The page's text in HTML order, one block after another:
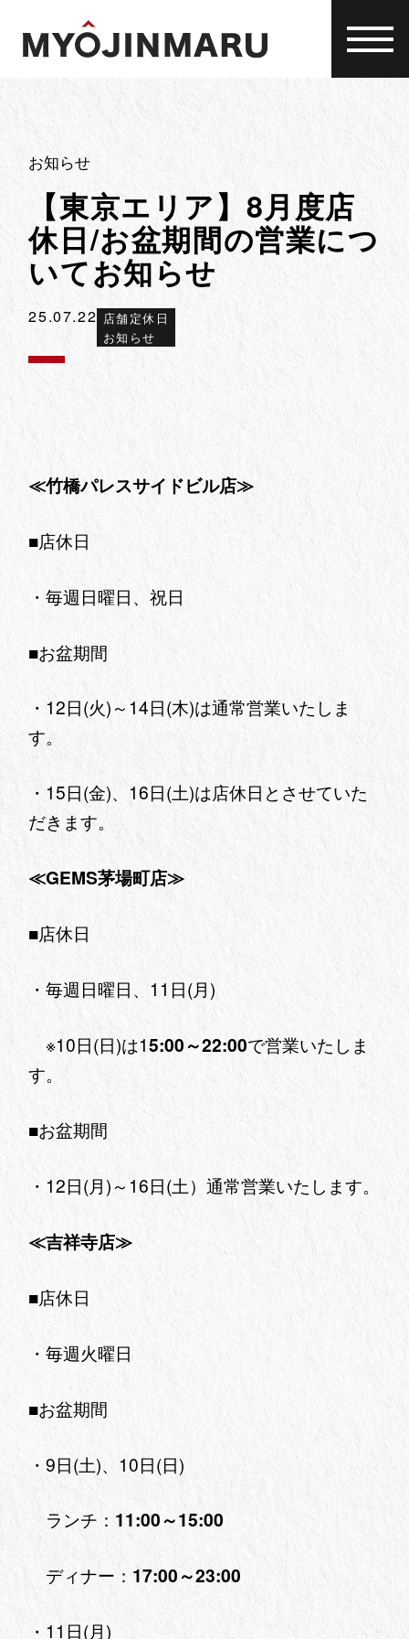
content
お知らせ
【東京エリア】8月度店
休日/お盆期間の営業につ
いてお知らせ
25.07.22 店舗定休日
お知らせ
≪竹橋パレスサイドビル店≫
■店休日
・毎週日曜日、祝日
■お盆期間
・12日(火)～14日(木)は通常営業いたしま
す。
・15日(金)、16日(土)は店休日とさせていた
だきます。
≪GEMS茅場町店≫
■店休日
・毎週日曜日、11日(月)
※10日(日)は15:00～22:00で営業いたしま
す。
■お盆期間
・12日(月)～16日(土）通常営業いたします。
≪吉祥寺店≫
■店休日
・毎週火曜日
■お盆期間
・9日(土)、10日(日)
ランチ： 11:00～15:00
ディナー： 17:00～23:00
・11日(月)